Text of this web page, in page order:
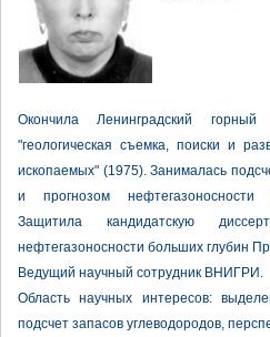
Окончила Ленинградский
"геологическая съемка, поиски и
ископаемых" (1975). Занималась
и прогнозом нефтегазоносности
Защитила кандидатскую
нефтегазоносности больших глубин
Ведущий научный сотрудник ВНИГРИ.
Область научных интересов:
подсчет запасов углеводородов,